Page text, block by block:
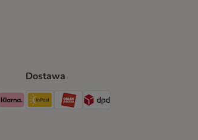
Method
Payment Method
Payment Method
Dostawa
Paczkomat® Shipping Method
ORLEN Paczka Shipping Method